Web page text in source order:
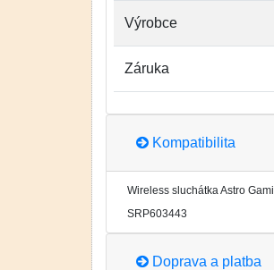
Výrobce
Záruka
Kompatibilita
Wireless sluchátka Astro
SRP603443
Doprava a platba